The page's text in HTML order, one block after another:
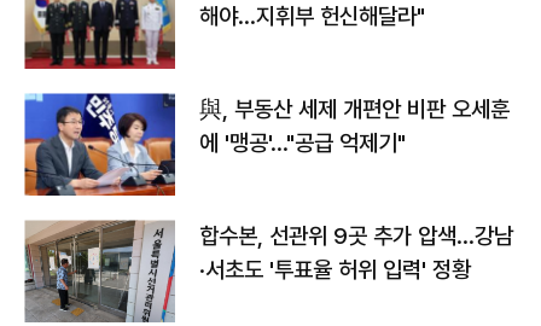
해야…지휘부 헌신해달라"
與, 부동산 세제 개편안 비판 오세훈
에 '맹공'…"공급 억제기"
합수본, 선관위 9곳 추가 압색…강남
·서초도 '투표율 허위 입력' 정황